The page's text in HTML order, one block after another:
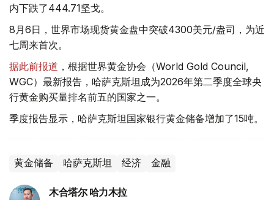
内下跌了444.71坚戈。
8月6日，世界市场现货黄金盘中突破4300美元/盎司，为近
七周来首次。
据此前报道 ，根据世界黄金协会（World Gold Council,
WGC）最新报告，哈萨克斯坦成为2026年第二季度全球央
行黄金购买量排名前五的国家之一。
季度报告显示，哈萨克斯坦国家银行黄金储备增加了15吨。
黄金储备 哈萨克斯坦 经济 金融
木合塔尔 哈力木拉